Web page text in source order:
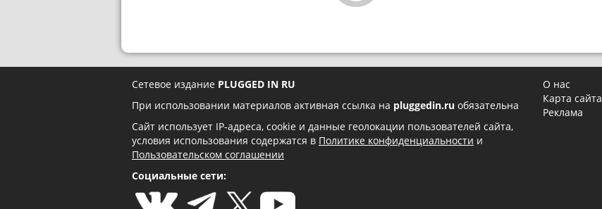
Сетевое издание PLUGGED IN RU
При использовании материалов активная ссылка на pluggedin.ru обязательна
Сайт использует IP-адреса, cookie и данные геолокации пользователей сайта,
условия использования содержатся в Политике конфиденциальности и
Пользовательском соглашении
Социальные сети:
О нас
Карта сайта
Реклама